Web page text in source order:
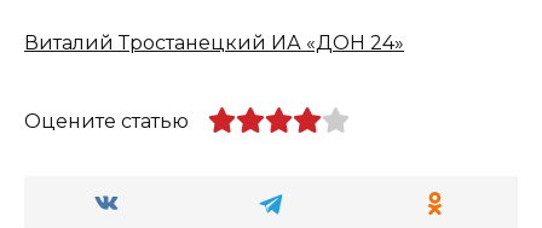
Виталий Тростанецкий ИА «ДОН 24»
Оцените статью